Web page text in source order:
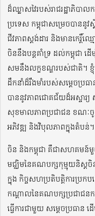
ដ៏ឈ្លាសវៃរបស់រាជរដ្ឋាភិបាល
ប្រទេស កម្ពុជាសម្រេចបាននូវ
ជីវភាពស្ដង់ដារ និងមានកេរ្តិ៍
ចិននឹងបន្តគាំទ្រ ដល់កម្ពុជា ដ
សមនឹងលក្ខខណ្ឌរបស់ជាតិ។ ខ្ញុំ
ដឹកនាំដ៏រឹងមាំរបស់សម្ដេចប្រធ
បាននូវភាពជោគជ័យដ៏អស្ចារ្
សុខមាលភាពប្រជាជន ខណៈចូ
អភិវឌ្ឍ និងវិបុលភាពក្នុងតំបន់។
ចិន និងកម្ពុជា គឺជាសហគមន៍មួ
មជ្ឈិមនៃគណបក្សកុម្មុយនិស្ដចិន
ក្នុង កិច្ចសហប្រតិបត្តិការប្រ
កណ្ដាលនៃគណបក្សប្រជាជនកម្
ធ្វើការជាមួយ សម្ដេចប្រធាន ដ